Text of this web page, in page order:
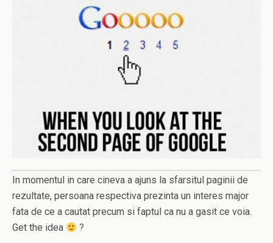
In momentul in care cineva a ajuns la sfarsitul paginii de
rezultate, persoana respectiva prezinta un interes major
fata de ce a cautat precum si faptul ca nu a gasit ce voia.
Get the idea
?